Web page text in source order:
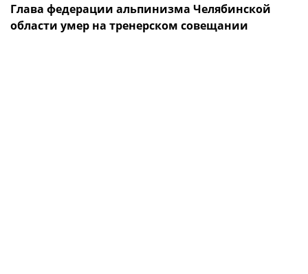
Глава федерации альпинизма Челябинской
области умер на тренерском совещании